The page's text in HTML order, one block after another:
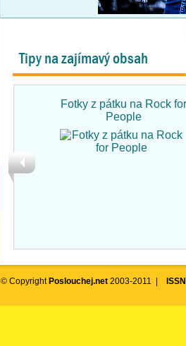
Tipy na zajímavý obsah
Fotky z pátku na Rock for
People
© Copyright Poslouchej.net 2003-2011 | ISSN